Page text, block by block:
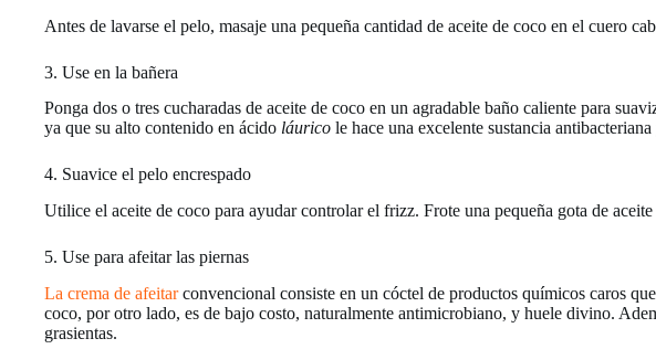
Antes de lavarse el pelo, masaje una pequeña cantidad de aceite de coco en el cuero
3. Use en la bañera
Ponga dos o tres cucharadas de aceite de coco en un agradable baño caliente para
ya que su alto contenido en ácido láurico le hace una excelente sustancia
4. Suavice el pelo encrespado
Utilice el aceite de coco para ayudar controlar el frizz. Frote una pequeña gota de
5. Use para afeitar las piernas
La crema de afeitarconvencional consiste en un cóctel de productos químicos caros
coco, por otro lado, es de bajo costo, naturalmente antimicrobiano, y huele divino.
grasientas.